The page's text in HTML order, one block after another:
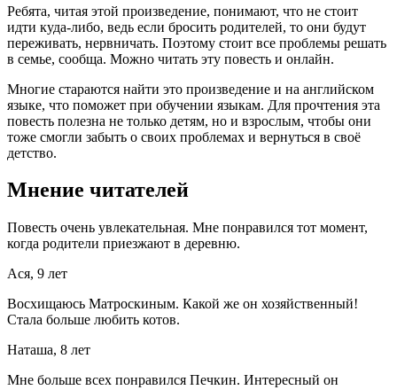
Ребята, читая этой произведение, понимают, что не стоит
идти куда-либо, ведь если бросить родителей, то они будут
переживать, нервничать. Поэтому стоит все проблемы решать
в семье, сообща. Можно читать эту повесть и онлайн.
Многие стараются найти это произведение и на английском
языке, что поможет при обучении языкам. Для прочтения эта
повесть полезна не только детям, но и взрослым, чтобы они
тоже смогли забыть о своих проблемах и вернуться в своё
детство.
Мнение читателей
Повесть очень увлекательная. Мне понравился тот момент,
когда родители приезжают в деревню.
Ася, 9 лет
Восхищаюсь Матроскиным. Какой же он хозяйственный!
Стала больше любить котов.
Наташа, 8 лет
Мне больше всех понравился Печкин. Интересный он